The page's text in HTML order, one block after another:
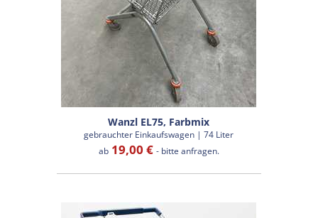
Wanzl EL75, Farbmix
gebrauchter Einkaufswagen | 74 Liter
ab19,00 € - bitte anfragen.